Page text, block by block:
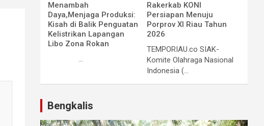
Menambah
Daya,Menjaga Produksi:
Kisah di Balik Penguatan
Kelistrikan Lapangan
Libo Zona Rokan
...
Rakerkab KONI
Persiapan Menuju
Porprov XI Riau Tahun
2026
TEMPORIAU.co SIAK-
Komite Olahraga Nasional
Indonesia (...
Bengkalis